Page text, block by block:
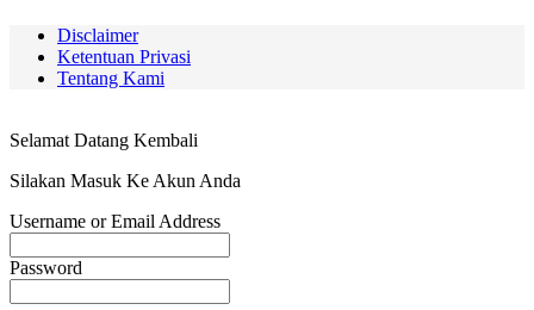
Disclaimer
Ketentuan Privasi
Tentang Kami
Selamat Datang Kembali
Silakan Masuk Ke Akun Anda
Username or Email Address
Password